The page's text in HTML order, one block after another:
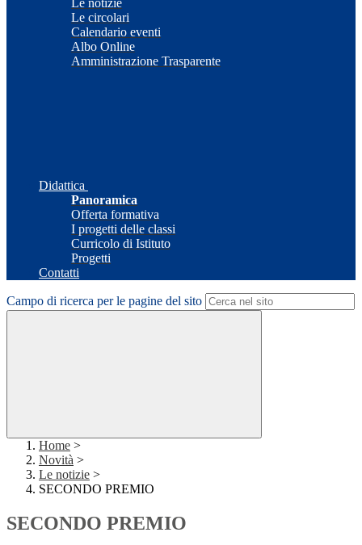
Le notizie
Le circolari
Calendario eventi
Albo Online
Amministrazione Trasparente
Didattica
Panoramica
Offerta formativa
I progetti delle classi
Curricolo di Istituto
Progetti
Contatti
Campo di ricerca per le pagine del sito
Home >
Novità >
Le notizie >
SECONDO PREMIO
SECONDO PREMIO